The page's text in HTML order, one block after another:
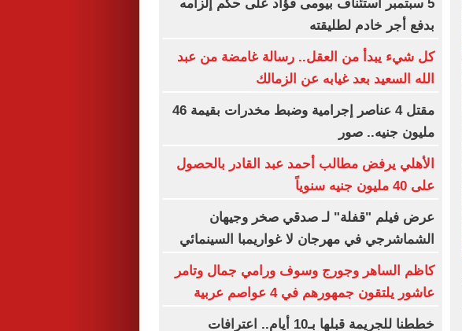
5 سبتمبر استئناف بيومى فؤاد على حكم إلزامه
بدفع أجر خادم لطليقته
كل شيء يبدأ من العقل.. رسالة غامضة من عبد
الله السعيد بعد غيابه عن الزمالك
مقتل 4 عناصر إجرامية وضبط مخدرات بقيمة 46
مليون جنيه.. صور
الأهلي يرفض مطالب أحمد عبد القادر بالحصول
على 40 مليون جنيه سنوياً
عرض فيلم "قفلة" لـ صدقي صخر وجيهان
الشماشرجي في مهرجان لا غواريمبا السينمائي
كاظم الساهر وجورج وسوف ورامي جمال وتامر
عاشور يلتقون جمهورهم في 4 عواصم عربية
خططنا للجريمة قبلها بـ10 أيام.. اعترافات